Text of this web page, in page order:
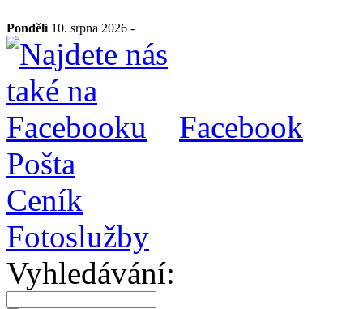
Pondělí10. srpna 2026 -
Facebook
Pošta
Ceník
Fotoslužby
Vyhledávání: